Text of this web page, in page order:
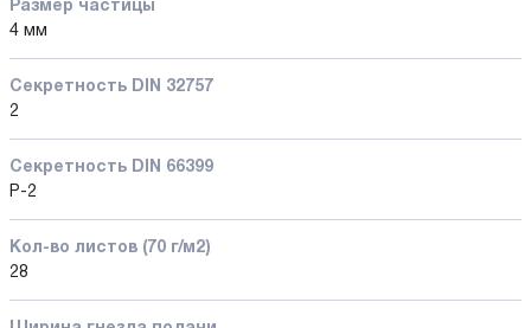
Размер частицы
4 мм
Секретность DIN 32757
2
Секретность DIN 66399
P-2
Кол-во листов (70 г/м2)
28